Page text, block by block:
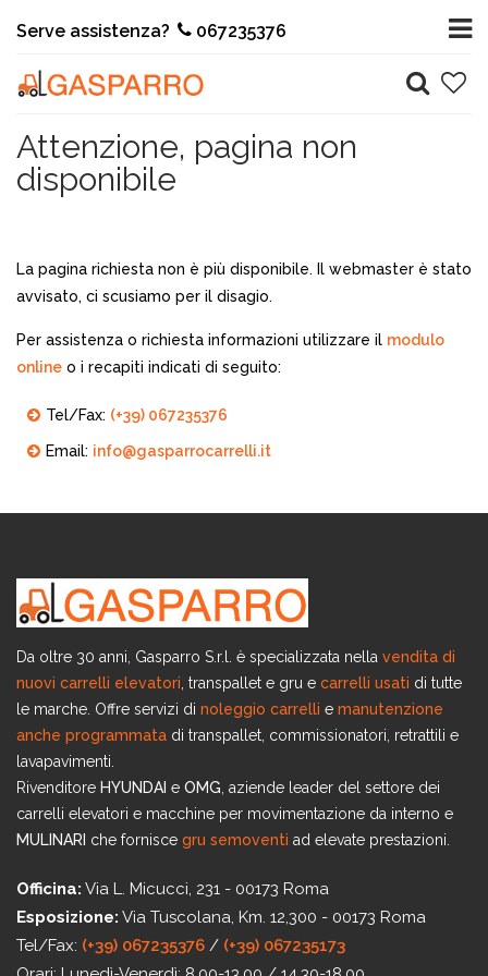
Serve assistenza? 067235376
Attenzione, pagina non
disponibile
La pagina richiesta non è più disponibile. Il webmaster è stato
avvisato, ci scusiamo per il disagio.
Per assistenza o richiesta informazioni utilizzare il modulo
online o i recapiti indicati di seguito:
Tel/Fax: (+39) 067235376
Email: info@gasparrocarrelli.it
Da oltre 30 anni, Gasparro S.r.l. è specializzata nella vendita di
nuovi carrelli elevatori , transpallet e gru e carrelli usati di tutte
le marche. Offre servizi di noleggio carrelli e manutenzione
anche programmata di transpallet, commissionatori, retrattili e
lavapavimenti.
Rivenditore HYUNDAI e OMG , aziende leader del settore dei
carrelli elevatori e macchine per movimentazione da interno e
MULINARI che fornisce gru semoventi ad elevate prestazioni.
Officina: Via L. Micucci, 231 - 00173 Roma
Esposizione: Via Tuscolana, Km. 12,300 - 00173 Roma
Tel/Fax: (+39) 067235376 / (+39) 067235173